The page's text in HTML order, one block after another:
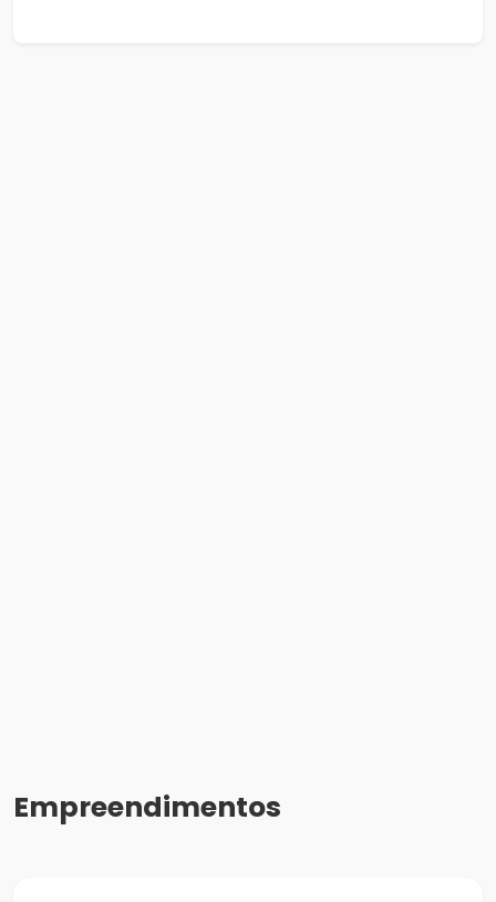
Empreendimentos